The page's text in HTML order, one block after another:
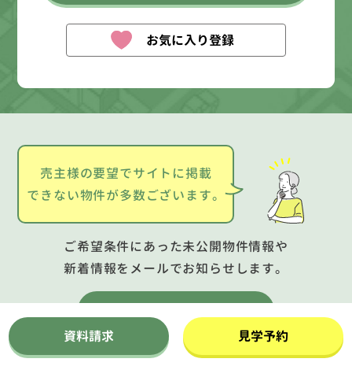
お気に入り登録
売主様の要望でサイトに掲載
できない物件が多数ございます。
ご希望条件にあった未公開物件情報や
新着情報をメールでお知らせします。
資料請求
見学予約